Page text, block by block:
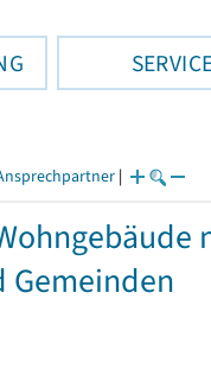
|
Gemeinden